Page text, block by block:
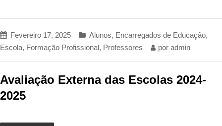
Fevereiro 17, 2025 Alunos, Encarregados de Educação,
Escola, Formação Profissional, Professores por admin
Avaliação Externa das Escolas 2024-
2025